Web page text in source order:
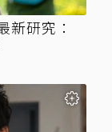
新研究：